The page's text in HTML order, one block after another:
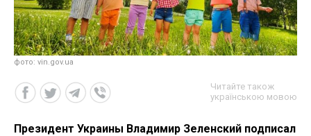
фото: vin.gov.ua
Читайте також
українською мовою
Президент Украины Владимир Зеленский подписал